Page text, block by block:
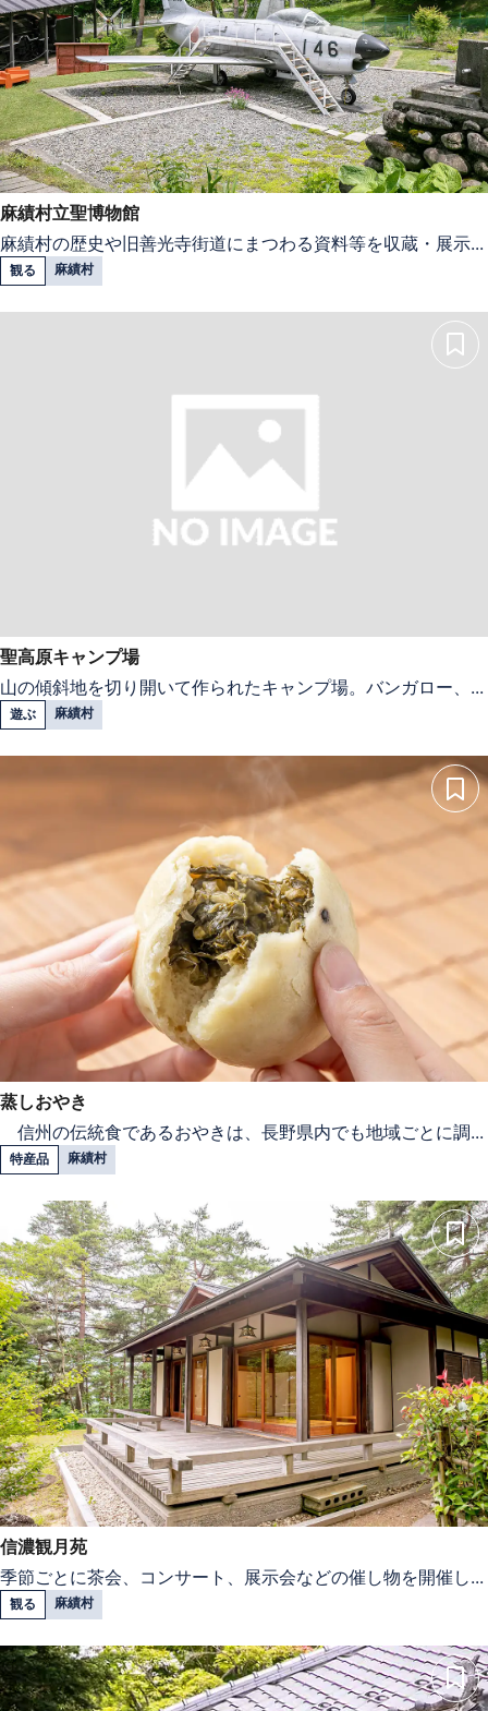
麻績村立聖博物館
麻績村の歴史や旧善光寺街道にまつわる資料等を収蔵・展示...
観る 麻績村
聖高原キャンプ場
山の傾斜地を切り開いて作られたキャンプ場。バンガロー、...
遊ぶ 麻績村
蒸しおやき
信州の伝統食であるおやきは、長野県内でも地域ごとに調...
特産品 麻績村
信濃観月苑
季節ごとに茶会、コンサート、展示会などの催し物を開催し...
観る 麻績村